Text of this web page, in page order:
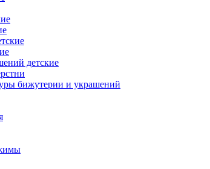
детские
бижутерии и украшений